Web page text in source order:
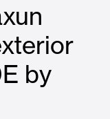
by